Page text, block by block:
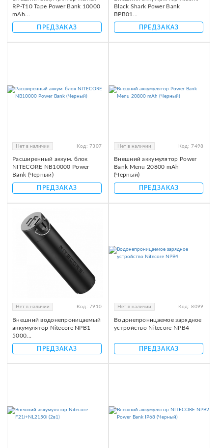
RP-T10 Tape Power Bank 10000
mAh...
ПРЕДЗАКАЗ
Black Shark Power Bank
BPB01...
ПРЕДЗАКАЗ
Нет в наличии Код: 7307
Расширенный аккум. блок
NITECORE NB10000 Power
Bank (Черный)
ПРЕДЗАКАЗ
Нет в наличии Код: 7498
Внешний аккумулятор Power
Bank Menu 20800 mAh
(Черный)
ПРЕДЗАКАЗ
Нет в наличии Код: 7910
Внешний водонепроницаемый
аккумулятор Nitecore NPB1
5000...
ПРЕДЗАКАЗ
Нет в наличии Код: 8099
Водонепроницаемое зарядное
устройство Nitecore NPB4
ПРЕДЗАКАЗ